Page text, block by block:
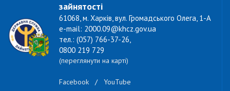
зайнятості
61068, м. Харків, вул. Громадського Олега, 1-А
e-mail: 2000.09@khcz.gov.ua
тел.: (057) 766-37-26,
0800 219 729
(переглянути на карті)
Facebook / YouTube